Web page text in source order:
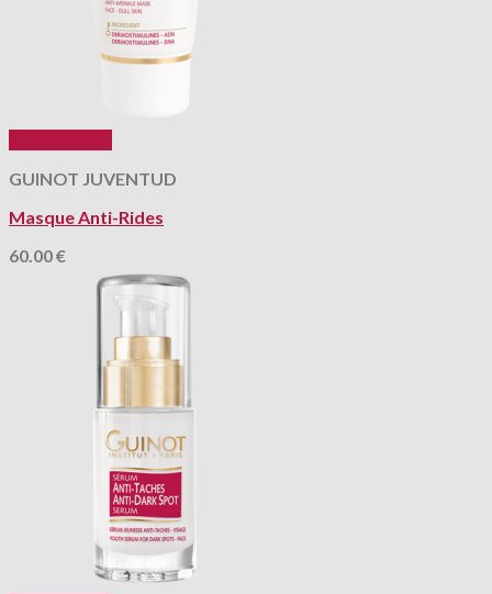
GUINOT JUVENTUD
Masque Anti-Rides
60.00€